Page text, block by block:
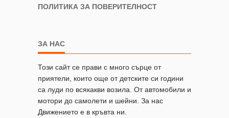
ПОЛИТИКА ЗА ПОВЕРИТЕЛНОСТ
ЗА НАС
Този сайт се прави с много сърце от
приятели, които още от детските си години
са луди по всякакви возила. От автомобили и
мотори до самолети и шейни. За нас
Движението е в кръвта ни.